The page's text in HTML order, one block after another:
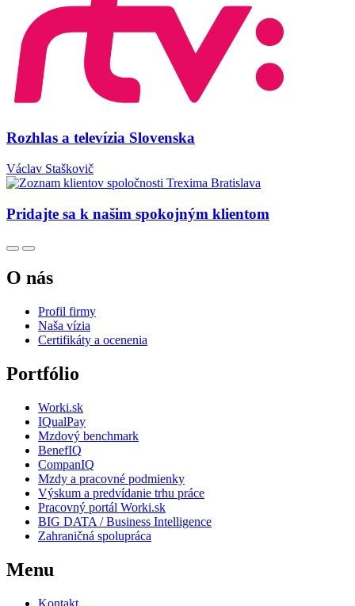
Rozhlas a televízia Slovenska
Václav Staškovič
Pridajte sa k našim spokojným klientom
O nás
Profil firmy
Naša vízia
Certifikáty a ocenenia
Portfólio
Worki.sk
IQualPay
Mzdový benchmark
BenefIQ
CompanIQ
Mzdy a pracovné podmienky
Výskum a predvídanie trhu práce
Pracovný portál Worki.sk
BIG DATA / Business Intelligence
Zahraničná spolupráca
Menu
Kontakt